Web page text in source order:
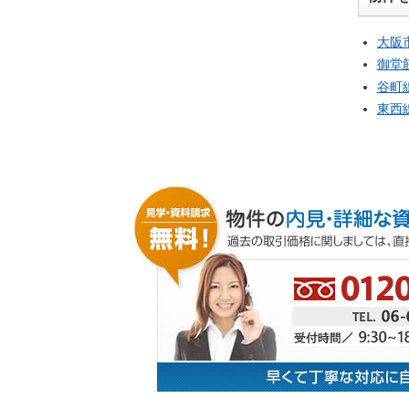
大阪
御堂
谷町
東西